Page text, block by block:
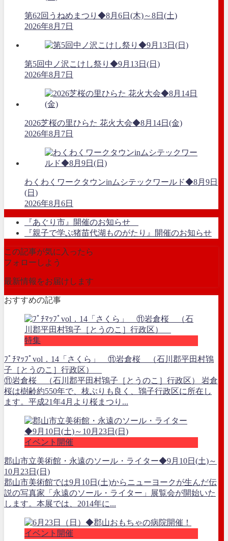
第62回うねめまつり◆8月6日(木)～8日(土)
2026年8月7日
第5回中ノ沢こけし祭り◆9月13日(日)
2026年8月7日
2026芝桜の里ひらた 花火大会◆8月14日(金)
2026年8月7日
わくわくワークタウンinムシテックワールド◆8月9日
(日)
2026年8月6日
『あぐり市』開催のお知らせ
『親子で学ぶ猪苗代湖ものがたり』開催のお知らせ
この記事が気に入ったら
フォローしよう
最新情報をお届けします
おすすめの記事
特集
ﾌﾟﾁﾏｯﾌﾟvol．14「さくら」 ⑪岩倉桜 （石川郡平田村鴇
子［とうのこ］行政区）
⑪岩倉桜 （石川郡平田村鴇子［とうのこ］行政区） 岩倉
桜は樹齢約550年で、枝ぶりも良く、鴇子行政区に所在し
ます。平成21年4月より桜まつり...
イベント開催
郡山市立美術館・永遠のソール・ライター◆9月10日(土)～
10月23日(日)
郡山市美術館では9月10日(土)からニューヨークが生んだ伝
説の写真家「永遠のソール・ライター」展覧会が開始いた
します。本展では、2014年に...
イベント開催